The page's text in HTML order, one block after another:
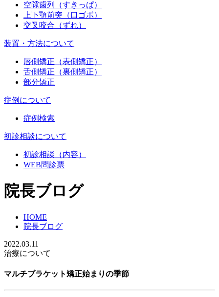
空隙歯列（すきっぱ）
上下顎前突（口ゴボ）
交叉咬合（ずれ）
装置・方法について
唇側矯正（表側矯正）
舌側矯正（裏側矯正）
部分矯正
症例について
症例検索
初診相談について
初診相談（内容）
WEB問診票
院長ブログ
HOME
院長ブログ
2022.03.11
治療について
マルチブラケット矯正始まりの季節